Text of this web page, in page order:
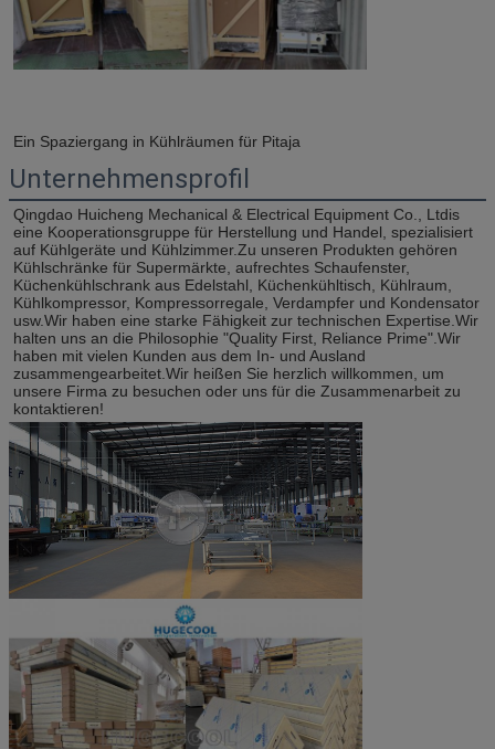
Ein Spaziergang in Kühlräumen für Pitaja
Unternehmensprofil
Qingdao Huicheng Mechanical & Electrical Equipment Co., Ltdis
eine Kooperationsgruppe für Herstellung und Handel, spezialisiert
auf Kühlgeräte und Kühlzimmer.Zu unseren Produkten gehören
Kühlschränke für Supermärkte, aufrechtes Schaufenster,
Küchenkühlschrank aus Edelstahl, Küchenkühltisch, Kühlraum,
Kühlkompressor, Kompressorregale, Verdampfer und Kondensator
usw.Wir haben eine starke Fähigkeit zur technischen Expertise.Wir
halten uns an die Philosophie "Quality First, Reliance Prime".Wir
haben mit vielen Kunden aus dem In- und Ausland
zusammengearbeitet.Wir heißen Sie herzlich willkommen, um
unsere Firma zu besuchen oder uns für die Zusammenarbeit zu
kontaktieren!